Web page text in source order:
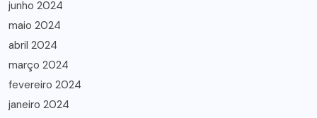
junho 2024
maio 2024
abril 2024
março 2024
fevereiro 2024
janeiro 2024